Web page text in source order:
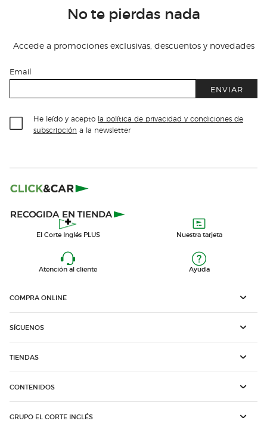
No te pierdas nada
Accede a promociones exclusivas, descuentos y novedades
Email
ENVIAR
He leído y acepto la política de privacidad y condiciones de
subscripción a la newsletter
El Corte Inglés PLUS Nuestra tarjeta
Atención al cliente Ayuda
COMPRA ONLINE
SÍGUENOS
TIENDAS
CONTENIDOS
GRUPO EL CORTE INGLÉS